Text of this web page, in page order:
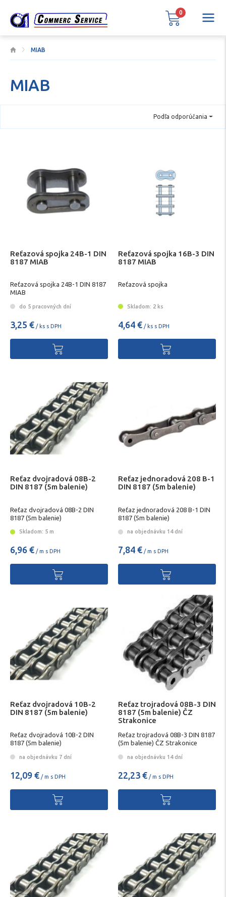
MIAB
MIAB
Podľa odporúčania
Reťazová spojka 24B-1 DIN
8187 MIAB
Reťazová spojka 24B-1 DIN 8187
MIAB
do 5 pracovných dní
3,25 € / ks s DPH
Reťazová spojka 16B-3 DIN
8187 MIAB
Reťazová spojka
Skladom: 2 ks
4,64 € / ks s DPH
Reťaz dvojradová 08B-2
DIN 8187 (5m balenie)
Reťaz dvojradová 08B-2 DIN
8187 (5m balenie)
Skladom: 5 m
6,96 € / m s DPH
Reťaz jednoradová 208 B-1
DIN 8187 (5m balenie)
Reťaz jednoradová 208 B-1 DIN
8187 (5m balenie)
na objednávku 14 dní
7,84 € / m s DPH
Reťaz dvojradová 10B-2
DIN 8187 (5m balenie)
Reťaz dvojradová 10B-2 DIN
8187 (5m balenie)
na objednávku 7 dní
12,09 € / m s DPH
Reťaz trojradová 08B-3 DIN
8187 (5m balenie) ČZ
Strakonice
Reťaz trojradová 08B-3 DIN 8187
(5m balenie) ČZ Strakonice
na objednávku 14 dní
22,23 € / m s DPH
0